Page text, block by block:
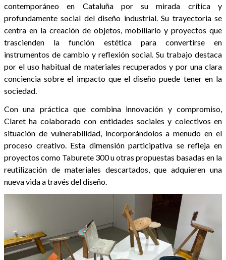
contemporáneo en Cataluña por su mirada crítica y
profundamente social del diseño industrial. Su trayectoria se
centra en la creación de objetos, mobiliario y proyectos que
trascienden la función estética para convertirse en
instrumentos de cambio y reflexión social. Su trabajo destaca
por el uso habitual de materiales recuperados y por una clara
conciencia sobre el impacto que el diseño puede tener en la
sociedad.
Con una práctica que combina innovación y compromiso,
Claret ha colaborado con entidades sociales y colectivos en
situación de vulnerabilidad, incorporándolos a menudo en el
proceso creativo. Esta dimensión participativa se refleja en
proyectos como Taburete 300 u otras propuestas basadas en la
reutilización de materiales descartados, que adquieren una
nueva vida a través del diseño.